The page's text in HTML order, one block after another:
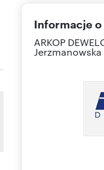
Informacje o
ARKOP
Jerzmanowska